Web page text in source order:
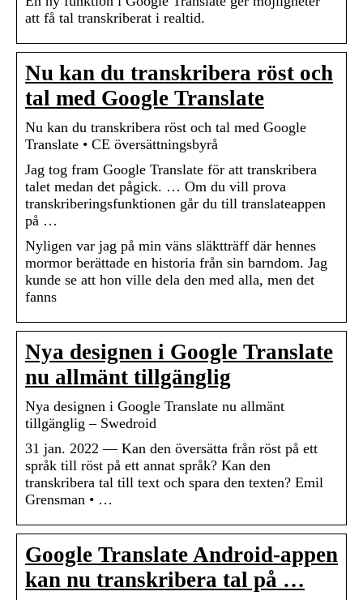
att få tal transkriberat i realtid.
Nu kan du transkribera röst och
tal med Google Translate
Nu kan du transkribera röst och tal med Google
Translate • CE översättningsbyrå
Jag tog fram Google Translate för att transkribera
talet medan det pågick. … Om du vill prova
transkriberingsfunktionen går du till translateappen
på …
Nyligen var jag på min väns släktträff där hennes
mormor berättade en historia från sin barndom. Jag
kunde se att hon ville dela den med alla, men det
fanns
Nya designen i Google Translate
nu allmänt tillgänglig
Nya designen i Google Translate nu allmänt
tillgänglig – Swedroid
31 jan. 2022 — Kan den översätta från röst på ett
språk till röst på ett annat språk? Kan den
transkribera tal till text och spara den texten? Emil
Grensman • …
Google Translate Android-appen
kan nu transkribera tal på …